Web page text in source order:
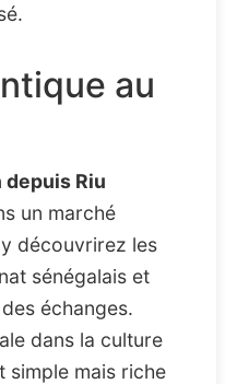
au
Riu
un marché
découvrirez les
sénégalais et
échanges.
dans la culture
simple mais riche